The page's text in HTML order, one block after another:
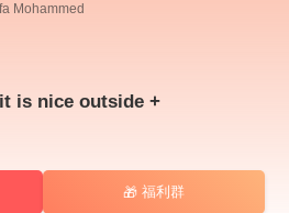
Mohammed
is nice outside +
🎁 福利群